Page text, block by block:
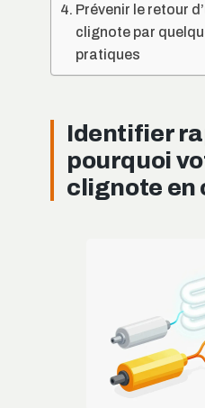
Prévenir le retour
clignote par
pratiques
Identifier
pourquoi
clignote en